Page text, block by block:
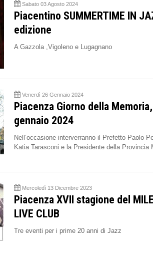
Sabato 03 Agosto 2024
Piacentino SUMMERTIME IN
edizione
A Gazzola ,Vigoleno e Lugagnano
Venerdì 26 Gennaio 2024
Piacenza Giorno della
gennaio 2024
Nell’occasione interverranno il Prefetto Paolo
Katia Tarasconi e la Presidente della Provincia
Mercoledì 13 Dicembre 2023
Piacenza XVII stagione del
LIVE CLUB
Tre eventi per i prime 20 anni di Jazz